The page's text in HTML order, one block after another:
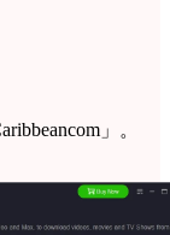
」。